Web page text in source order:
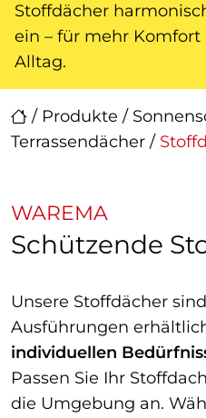
/ Produkte /
Terrassendächer /
Stoffdächer
ein – für mehr
Alltag.
WAREMA
Schützende
Unsere Stoffdächer
Ausführungen
individuellen
Passen Sie Ihr
die Umgebung an.